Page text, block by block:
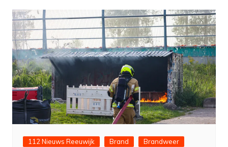
112 Nieuws Reeuwijk Brand
Brandweer